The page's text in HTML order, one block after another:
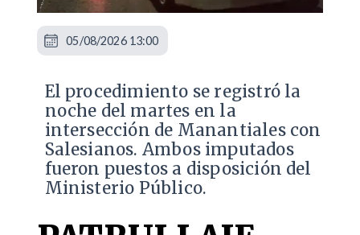
​El procedimiento se registró la
noche del martes en la
intersección de Manantiales con
Salesianos. Ambos imputados
fueron puestos a disposición del
Ministerio Público.
05/08/2026 13:00